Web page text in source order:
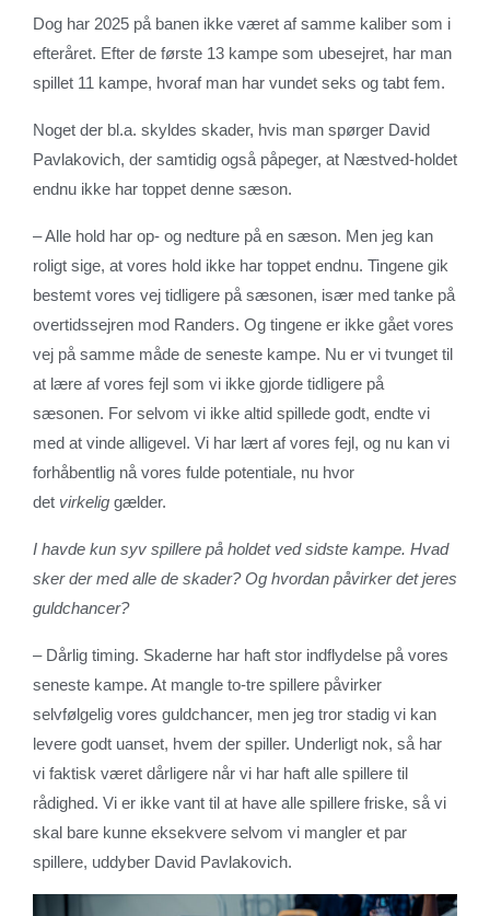
Dog har 2025 på banen ikke været af samme kaliber som i
efteråret. Efter de første 13 kampe som ubesejret, har man
spillet 11 kampe, hvoraf man har vundet seks og tabt fem.
Noget der bl.a. skyldes skader, hvis man spørger David
Pavlakovich, der samtidig også påpeger, at Næstved-holdet
endnu ikke har toppet denne sæson.
– Alle hold har op- og nedture på en sæson. Men jeg kan
roligt sige, at vores hold ikke har toppet endnu. Tingene gik
bestemt vores vej tidligere på sæsonen, især med tanke på
overtidssejren mod Randers. Og tingene er ikke gået vores
vej på samme måde de seneste kampe. Nu er vi tvunget til
at lære af vores fejl som vi ikke gjorde tidligere på
sæsonen. For selvom vi ikke altid spillede godt, endte vi
med at vinde alligevel. Vi har lært af vores fejl, og nu kan vi
forhåbentlig nå vores fulde potentiale, nu hvor
det virkelig gælder.
I havde kun syv spillere på holdet ved sidste kampe. Hvad
sker der med alle de skader? Og hvordan påvirker det jeres
guldchancer?
– Dårlig timing. Skaderne har haft stor indflydelse på vores
seneste kampe. At mangle to-tre spillere påvirker
selvfølgelig vores guldchancer, men jeg tror stadig vi kan
levere godt uanset, hvem der spiller. Underligt nok, så har
vi faktisk været dårligere når vi har haft alle spillere til
rådighed. Vi er ikke vant til at have alle spillere friske, så vi
skal bare kunne eksekvere selvom vi mangler et par
spillere, uddyber David Pavlakovich.